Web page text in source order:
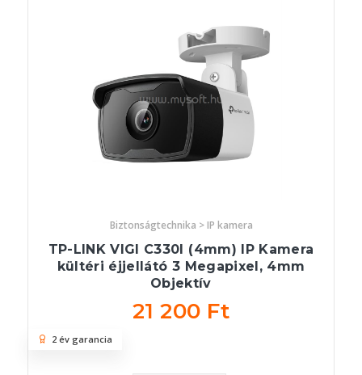
Biztonságtechnika > IP kamera
TP-LINK VIGI C330I (4mm) IP Kamera
kültéri éjjellátó 3 Megapixel, 4mm
Objektív
21 200 Ft
2 év garancia